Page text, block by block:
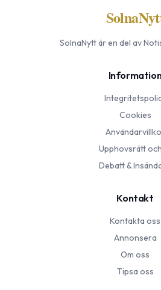
SolnaNyttär en del av
Cookies
Upphovsrätt
Debatt &
Kontakt
Kontakta oss
Annonsera
Om oss
Tipsa oss